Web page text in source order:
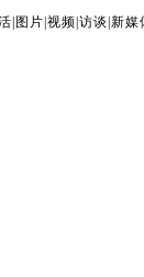
图片 视频 访谈 新媒